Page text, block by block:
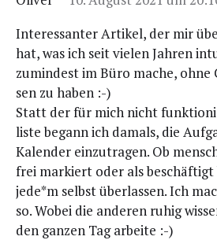
Inter­es­san­ter Arti­kel, der mir
hat, was ich seit vie­len Jah­ren
zumin­dest im Büro mache,
sen zu haben :-)
Statt der für mich nicht
lis­te begann ich damals, die
Kalen­der ein­zu­tra­gen. Ob
frei mar­kiert oder als
jede*m selbst über­las­sen. Ich
so. Wobei die ande­ren ruhig
den gan­zen Tag arbeite :-)